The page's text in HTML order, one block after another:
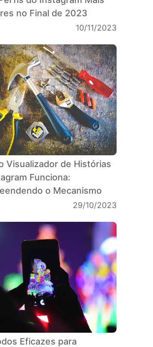
no Final de 2023
10/11/2023
Visualizador de Histórias
Funciona:
o Mecanismo
29/10/2023
Eficazes para